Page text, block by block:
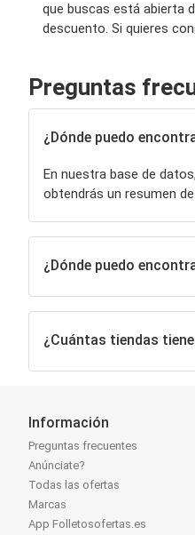
que buscas está abierta
descuento. Si quieres
Preguntas
¿Dónde puedo
En nuestra base de
obtendrás un resumen
¿Dónde puedo
¿Cuántas tiendas
Información
Preguntas frecuentes
Anúnciate?
Todas las ofertas
Marcas
App Folletosofertas.es